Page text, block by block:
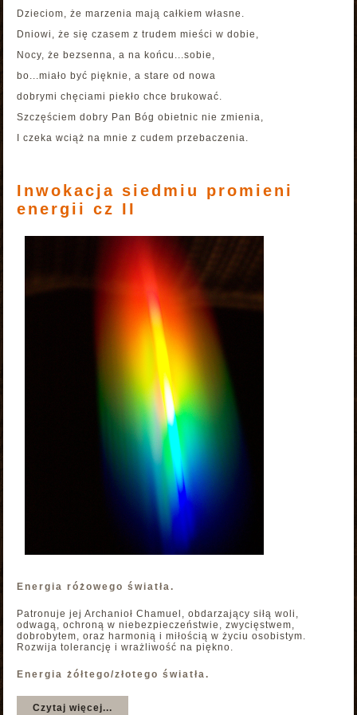
Dzieciom, że marzenia mają całkiem własne.
Dniowi, że się czasem z trudem mieści w dobie,
Nocy, że bezsenna, a na końcu...sobie,
bo...miało być pięknie, a stare od nowa
dobrymi chęciami piekło chce brukować.
Szczęściem dobry Pan Bóg obietnic nie zmienia,
I czeka wciąż na mnie z cudem przebaczenia.
Inwokacja siedmiu promieni
energii cz II
Energia różowego światła.
Patronuje jej Archanioł Chamuel, obdarzający siłą woli,
odwagą, ochroną w niebezpieczeństwie, zwycięstwem,
dobrobytem, oraz harmonią i miłością w życiu osobistym.
Rozwija tolerancję i wrażliwość na piękno.
Energia żółtego/złotego światła.
Czytaj więcej...